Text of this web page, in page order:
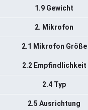
1.9 Gewicht
2. Mikrofon
2.1 Mikrofon Größe
2.2 Empfindlichkeit
2.4 Typ
2.5 Ausrichtung